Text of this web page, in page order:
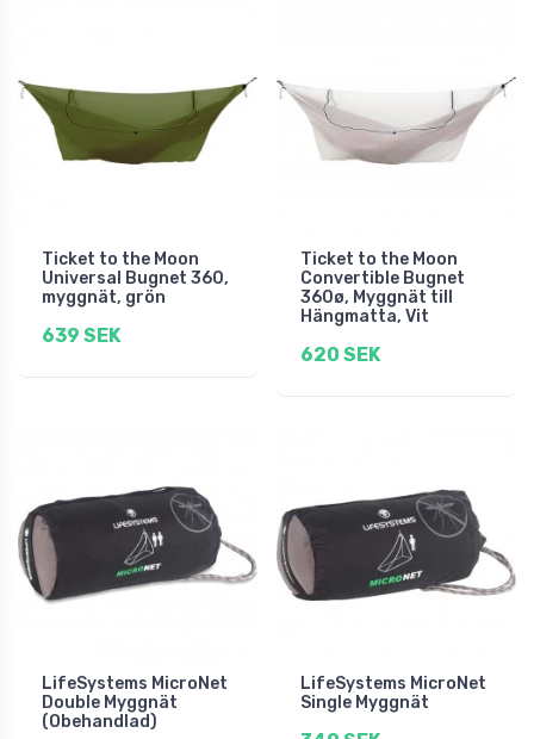
Ticket to the Moon
Universal Bugnet 360,
myggnät, grön
639 SEK
Ticket to the Moon
Convertible Bugnet
360ø, Myggnät till
Hängmatta, Vit
620 SEK
LifeSystems MicroNet
Double Myggnät
(Obehandlad)
LifeSystems MicroNet
Single Myggnät